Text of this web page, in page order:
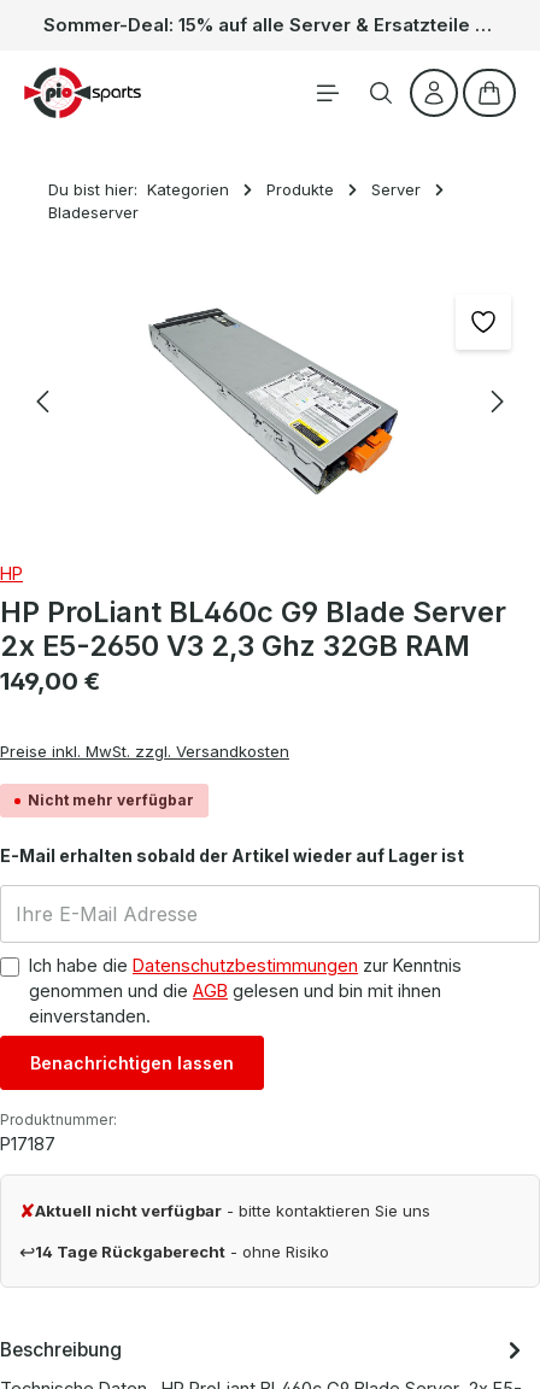
Zum Hauptinhalt springen Sommer-Deal: 15% auf alle Server & Ersatzteile – Kein Code nötig, der Rabatt wird automatisch im Warenkorb abgezogen. Gültig vom 01.06. bis 31.08.
Du bist hier: Kategorien Produkte
Server
Bladeserver
HP
HP ProLiant BL460c G9 Blade Server
2x E5-2650 V3 2,3 Ghz 32GB RAM
Regulärer Preis:
149,00 €
Preise inkl. MwSt. zzgl. Versandkosten
Nicht mehr verfügbar
E-Mail erhalten sobald der Artikel wieder auf Lager ist
Ich habe die Datenschutzbestimmungen zur Kenntnis
genommen und die AGB gelesen und bin mit ihnen
einverstanden.
Benachrichtigen lassen
Produktnummer:
P17187
✘Aktuell nicht verfügbar - bitte kontaktieren Sie uns
↩14 Tage Rückgaberecht - ohne Risiko
Beschreibung